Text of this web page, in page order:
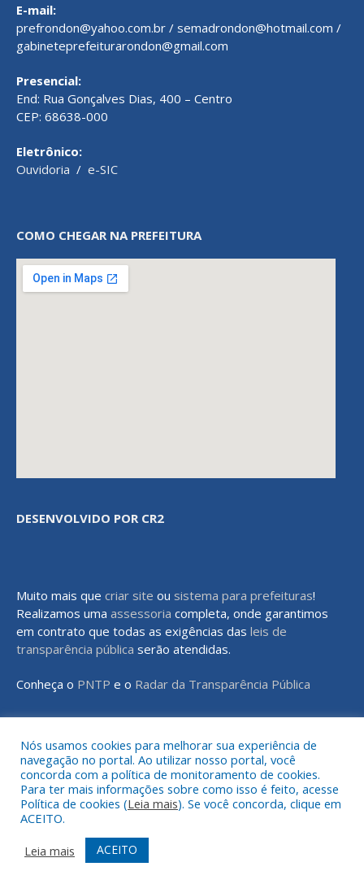
E-mail:
prefrondon@yahoo.com.br / semadrondon@hotmail.com /
gabineteprefeiturarondon@gmail.com
Presencial:
End: Rua Gonçalves Dias, 400 – Centro
CEP: 68638-000
Eletrônico:
Ouvidoria / e-SIC
COMO CHEGAR NA PREFEITURA
DESENVOLVIDO POR CR2
Muito mais que criar site ou sistema para prefeituras!
Realizamos uma assessoria completa, onde garantimos
em contrato que todas as exigências das leis de
transparência pública serão atendidas.
Conheça o PNTP e o Radar da Transparência Pública
Todos os direitos reservados a Prefeitura Municipal de Rondon do
Pará
Mapa do Site
Acessar o Webmail
Nós usamos cookies para melhorar sua experiência de
navegação no portal. Ao utilizar nosso portal, você
concorda com a política de monitoramento de cookies.
Para ter mais informações sobre como isso é feito, acesse
Política de cookies (Leia mais). Se você concorda, clique em
ACEITO.
Leia mais
ACEITO